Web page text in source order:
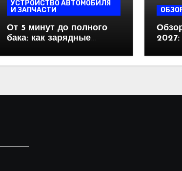
УСТРОЙСТВО АВТОМОБИЛЯ
И ЗАПЧАСТИ
От 5 минут до полного
бака: как зарядные
бензоколонки
на